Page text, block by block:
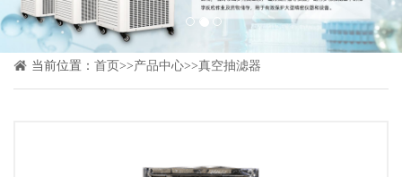
1 2 3
当前位置： 首页>>产品中心>>真空抽滤器